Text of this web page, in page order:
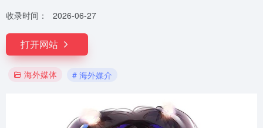
收录时间： 2026-06-27
打开网站
海外媒体 # 海外媒介